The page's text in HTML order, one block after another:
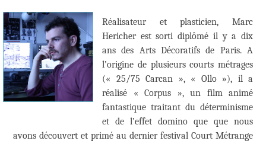
Réalisateur et plasticien, Marc
Hericher est sorti diplômé il y a dix
ans des Arts Décoratifs de Paris. A
l’origine de plusieurs courts métrages
(« 25/75 Carcan », « Ollo »), il a
réalisé « Corpus », un film animé
fantastique traitant du déterminisme
et de l’effet domino que que nous
avons découvert et primé au dernier festival Court Métrange